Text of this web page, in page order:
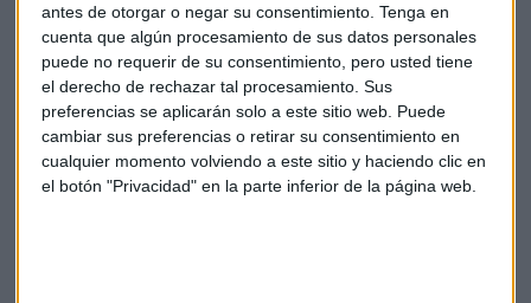
antes de otorgar o negar su consentimiento. Tenga en
cuenta que algún procesamiento de sus datos personales
puede no requerir de su consentimiento, pero usted tiene
el derecho de rechazar tal procesamiento. Sus
preferencias se aplicarán solo a este sitio web. Puede
cambiar sus preferencias o retirar su consentimiento en
cualquier momento volviendo a este sitio y haciendo clic en
el botón "Privacidad" en la parte inferior de la página web.
Mientras tanto, estaremos atentos a lo que nos dicen las
pantallas de los cajeros.
CNMC Justicia Cajeros automáticos